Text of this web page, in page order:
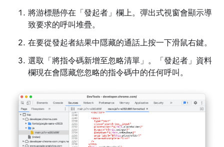
將游標懸停在「發起者」 欄上。彈出式視窗會顯示導
致要求的呼叫堆疊。
在要從發起者結果中隱藏的通話上按一下滑鼠右鍵。
選取「將指令碼新增至忽略清單」 。「發起者」 資料
欄現在會隱藏您忽略的指令碼中的任何呼叫。